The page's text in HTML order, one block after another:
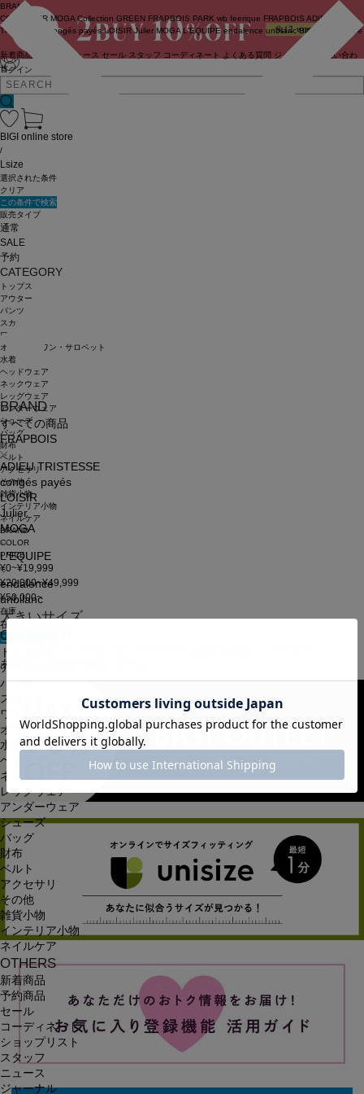
ログイン
BRAND
COUTURIER MOGA Collection GREEN FRAPBOIS PARK wb feerique FRAPBOIS ADIEU
TRISTESSE
congés payés LOISIR Julier MOGA L'EQUIPE endalence unbilanc BIGI online store
新着商品 ニュース セール スタッフ コーディネート よくある質問 ジャーナル
お問い合わ
せ
BRAND
すべての商品
FRAPBOIS
ADIEU TRISTESSE
congés payés
LOISIR
Julier
MOGA
L'EQUIPE
endalence
unbilanc
大きいサイズ
CATEGORY
トップス
アウター
パンツ
スカート
ワンピース
オールインワン・サロペット
水着
ヘッドウェア
ネックウェア
レッグウェア
アンダーウェア
シューズ
バッグ
財布
ベルト
アクセサリ
その他
雑貨小物
インテリア小物
ネイルケア
OTHERS
新着商品
予約商品
セール
コーディネート
ショップリスト
スタッフ
ニュース
ジャーナル
BIGI online store
/
Lsize
選択された条件
クリア
この条件で検索
販売タイプ
通常
SALE
予約
CATEGORY
トップス
アウター
パンツ
スカート
ワンピース
オールインワン・サロペット
水着
ヘッドウェア
ネックウェア
レッグウェア
アンダーウェア
シューズ
バッグ
財布
ベルト
アクセサリ
その他
雑貨小物
インテリア小物
ネイルケア
BRAND
COLOR
PRICE
¥0~¥19,999
¥20,000~¥49,999
¥50,000~
在庫
在庫なしを含む
この条件で検索
あなたへのおすすめアイテム